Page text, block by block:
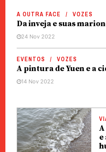
A OUTRA FACE VOZES
Da inveja e suas
24 Nov 2022
EVENTOS VOZES
A pintura de Yuen e a
14 Nov 2022
e